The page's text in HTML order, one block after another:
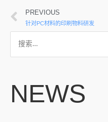
PREVIOUS
针对PC材料的印刷物料研发
NEWS